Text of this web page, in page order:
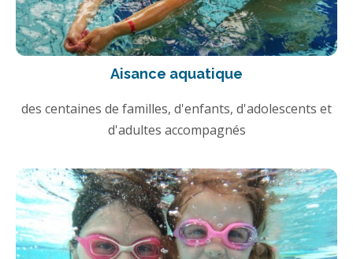
Aisance aquatique
des centaines de familles, d'enfants, d'adolescents et
d'adultes accompagnés